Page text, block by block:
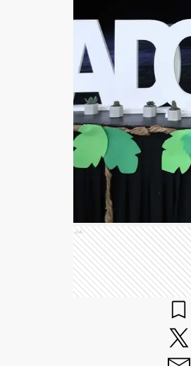
Ads